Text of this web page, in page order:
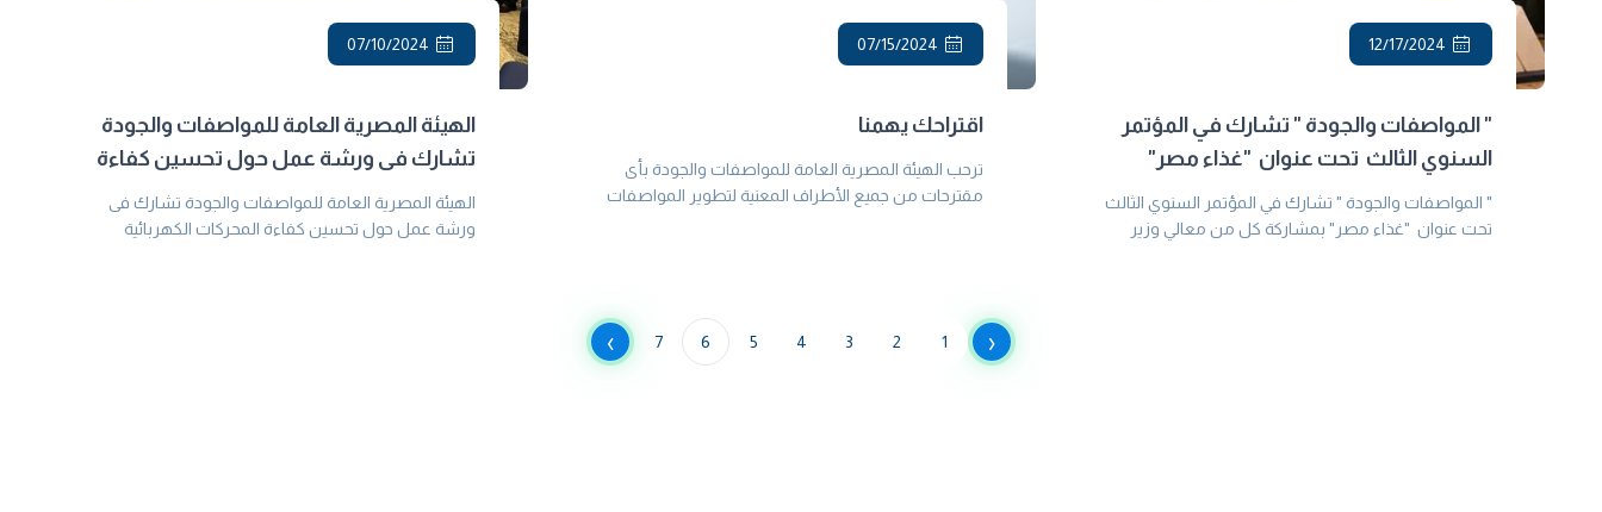
" المواصفات والجودة " تشارك في المؤتمر
السنوي الثالث تحت عنوان "غذاء مصر"
" المواصفات والجودة " تشارك في المؤتمر السنوي الثالث
تحت عنوان "غذاء مصر" بمشاركة كل من معالي وزير
اقتراحك يهمنا
ترحب الهيئة المصرية العامة للمواصفات والجودة بأى
مقترحات من جميع الأطراف المعنية لتطوير المواصفات
الهيئة المصرية العامة للمواصفات والجودة
تشارك فى ورشة عمل حول تحسين كفاءة
المحركات الكهربائية المستخدمة فى الصناعة
في مصر
الهيئة المصرية العامة للمواصفات والجودة تشارك فى
ورشة عمل حول تحسين كفاءة المحركات الكهربائية
‹
1
2
3
4
5
6
7
›